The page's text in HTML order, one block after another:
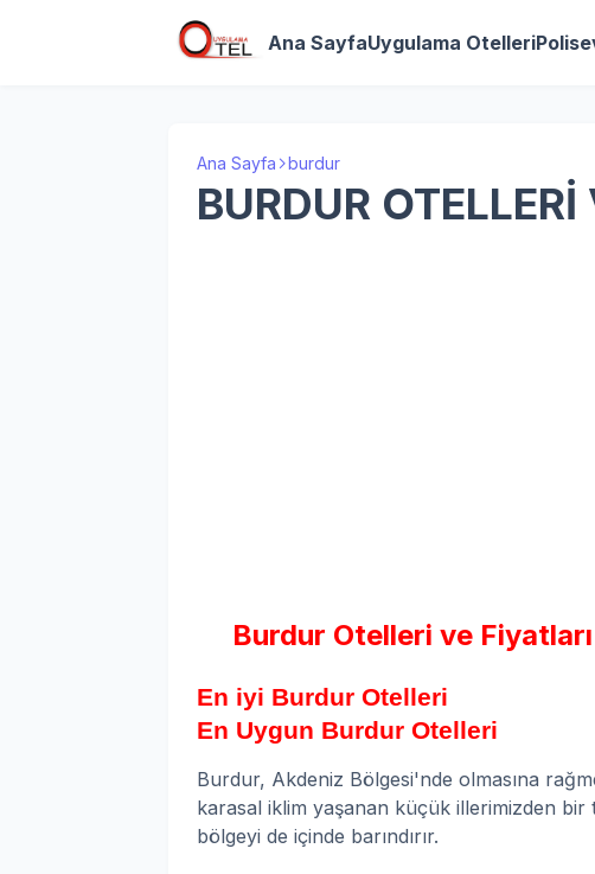
Ana SayfaUygulama Otelleri
Ana Sayfa burdur
BURDUR
Burdur Otelleri ve Fiyatları
En iyi Burdur Otelleri
En Uygun Burdur Otelleri
Burdur, Akdeniz Bölgesi'nde olmasına
karasal iklim yaşanan küçük illerimizden
bölgeyi de içinde barındırır.